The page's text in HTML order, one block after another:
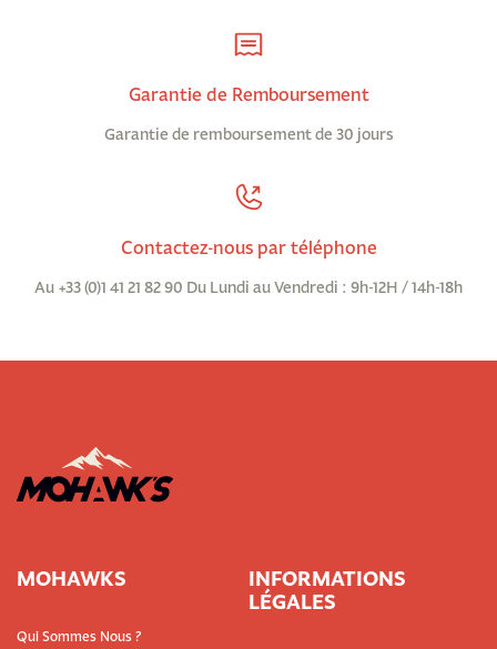
Garantie de Remboursement
Garantie de remboursement de 30 jours
Contactez-nous par téléphone
Au +33 (0)1 41 21 82 90 Du Lundi au Vendredi : 9h-12H / 14h-18h
MOHAWKS
Qui Sommes Nous ?
INFORMATIONS
LÉGALES